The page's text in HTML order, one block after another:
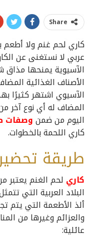
Share
كاري لحم غنم ولا
عربي لا نستغنى عن
الآسيوية يمنحها
الأصناف الغذائية
الآسيوي اشتهر كثيرًا
المضاف له أي نوع آخر
اليوم من ضمنوصفات
كاري اللحمة بالخطوات.
طريقة
كاري لحم الغنم
البلاد العربية التي
ألذ الأطعمة التي يتم
والعزائم وغيرها من
عائلية: